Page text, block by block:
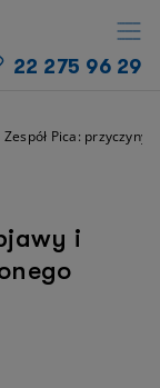
22 275 96 29
Zespół Pica:
i